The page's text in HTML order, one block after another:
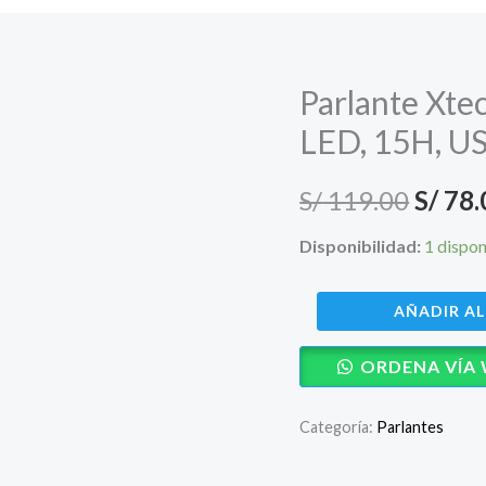
Parlante
LED, 15H,
S/119.00El
era:
S/
S/
Disponibilidad: 1
Xtech
BeatWave
Bluetooth,
AÑADIR
ORDENA VÍA
Categoría: Parlantes